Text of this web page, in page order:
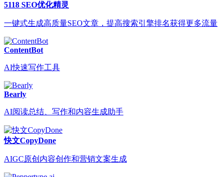
5118 SEO优化精灵
一键式生成高质量SEO文章，提高搜索引擎排名获得更多流量
ContentBot
AI快速写作工具
Bearly
AI阅读总结、写作和内容生成助手
快文CopyDone
AIGC原创内容创作和营销文案生成